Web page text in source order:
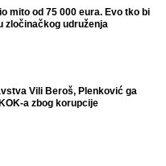
mito od 75 000 eura. Evo tko bi
zločinačkog udruženja
Vili Beroš, Plenković ga
a zbog korupcije